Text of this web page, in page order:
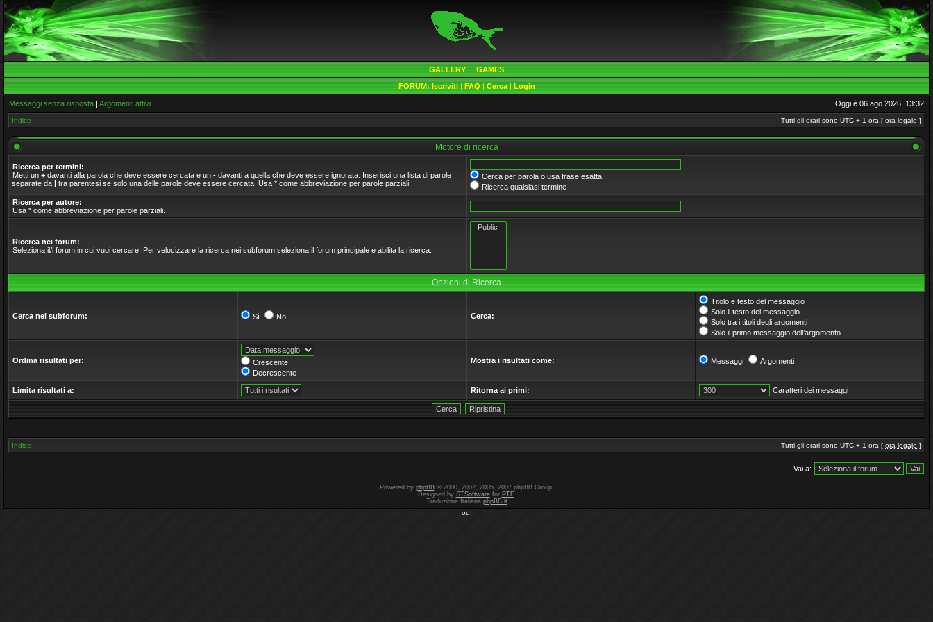
GALLERY ::: GAMES
FORUM: Iscriviti| FAQ | Cerca| Login
Messaggi senza risposta | Argomenti attivi Oggi è 06 ago 2026, 13:32
Indice Tutti gli orari sono UTC + 1 ora [ ora legale ]
Motore di ricerca
Ricerca per termini:
Metti un + davanti alla parola che deve essere cercata e un - davanti a quella che deve essere ignorata. Inserisci una lista di parole
separate da | tra parentesi se solo una delle parole deve essere cercata. Usa * come abbreviazione per parole parziali.
Cerca per parola o usa frase esatta
Ricerca qualsiasi termine
Ricerca per autore:
Usa * come abbreviazione per parole parziali.
Ricerca nei forum:
Seleziona il/i forum in cui vuoi cercare. Per velocizzare la ricerca nei subforum seleziona il forum principale e abilita la ricerca.
Opzioni di Ricerca
Cerca nei subforum: Sì No Cerca:
Titolo e testo del messaggio
Solo il testo del messaggio
Solo tra i titoli degli argomenti
Solo il primo messaggio dell’argomento
Ordina risultati per:
Crescente
Decrescente
Mostra i risultati come: Messaggi Argomenti
Limita risultati a: Ritorna ai primi: Caratteri dei messaggi
Indice Tutti gli orari sono UTC + 1 ora [ ora legale ]
Vai a:
Powered by phpBB© 2000, 2002, 2005, 2007 phpBB Group.
Designed by STSoftwarefor PTF.
Traduzione Italiana phpBB.it
ou!